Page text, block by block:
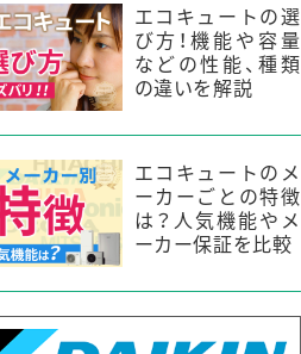
エコキュートの選
び方！機能や容量
などの性能、種類
の違いを解説
エコキュートのメ
ーカーごとの特徴
は？人気機能やメ
ーカー保証を比較